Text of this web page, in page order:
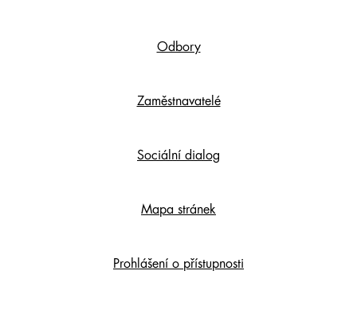
Odbory
Zaměstnavatelé
Sociální dialog
Mapa stránek
Prohlášení o přístupnosti